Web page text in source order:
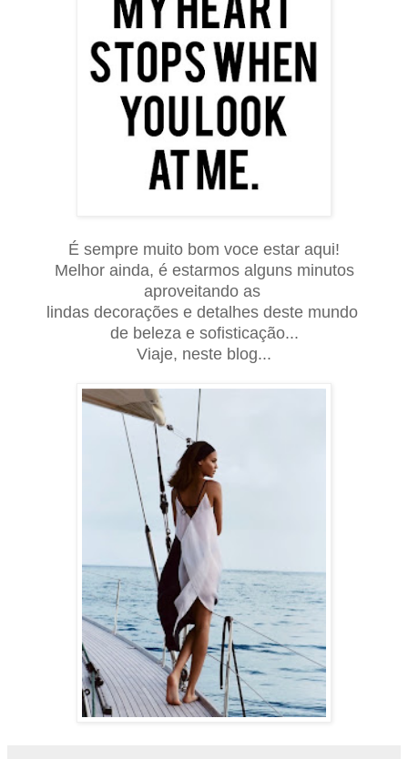
É sempre muito bom voce estar aqui!
Melhor ainda, é estarmos alguns minutos
aproveitando as
lindas decorações e detalhes deste mundo
de beleza e sofisticação...
Viaje, neste blog...